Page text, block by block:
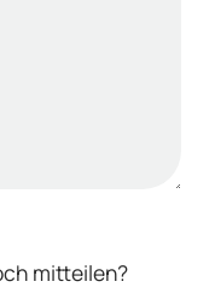
mitteilen?